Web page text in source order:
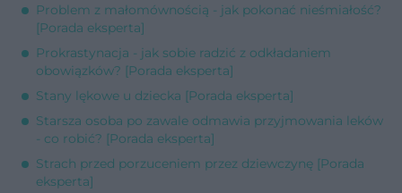
Problem z małomównością - jak pokonać nieśmiałość?
[Porada eksperta]
Prokrastynacja - jak sobie radzić z odkładaniem
obowiązków? [Porada eksperta]
Stany lękowe u dziecka [Porada eksperta]
Starsza osoba po zawale odmawia przyjmowania leków
- co robić? [Porada eksperta]
Strach przed porzuceniem przez dziewczynę [Porada
eksperta]